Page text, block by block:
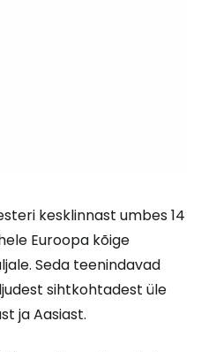
kesklinnast umbes 14
Euroopa kõige
Seda teenindavad
sihtkohtadest üle
ja Aasiast.